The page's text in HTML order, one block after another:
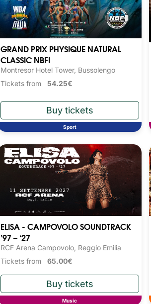
GRAND PRIX PHYSIQUE NATURAL
CLASSIC NBFI
Montresor Hotel Tower, Bussolengo
Tickets from 54.25€
Sport
ELISA - CAMPOVOLO SOUNDTRACK
’97 – ‘27
RCF Arena Campovolo, Reggio Emilia
Tickets from 65.00€
Music